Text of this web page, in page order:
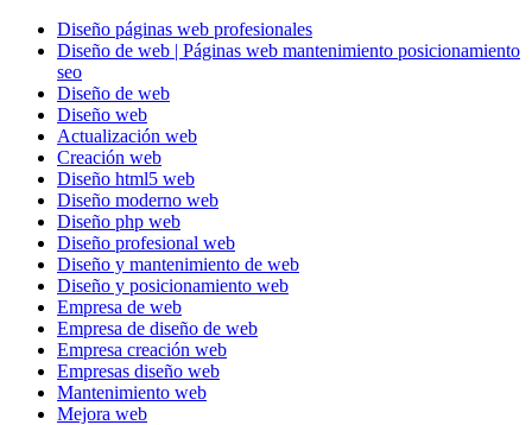
Diseño páginas web profesionales
Diseño de web | Páginas web mantenimiento posicionamiento
seo
Diseño de web
Diseño web
Actualización web
Creación web
Diseño html5 web
Diseño moderno web
Diseño php web
Diseño profesional web
Diseño y mantenimiento de web
Diseño y posicionamiento web
Empresa de web
Empresa de diseño de web
Empresa creación web
Empresas diseño web
Mantenimiento web
Mejora web